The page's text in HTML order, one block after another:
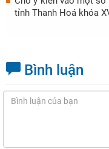
tỉnh Thanh Hoá khóa
Bình luận